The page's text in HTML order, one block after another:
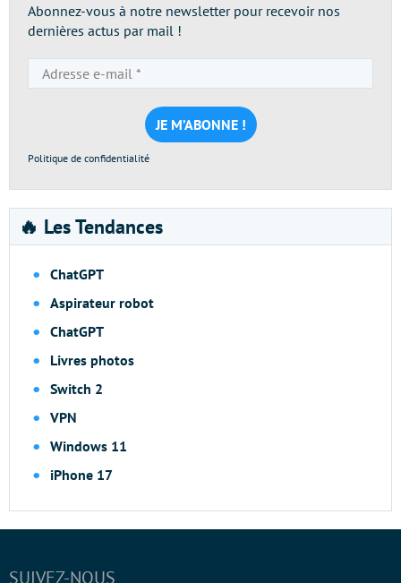
Abonnez-vous à notre newsletter pour recevoir nos
dernières actus par mail !
e-
mail
*
Politique de confidentialité
🔥 Les Tendances
ChatGPT
Aspirateur robot
ChatGPT
Livres photos
Switch 2
VPN
Windows 11
iPhone 17
SUIVEZ-NOUS